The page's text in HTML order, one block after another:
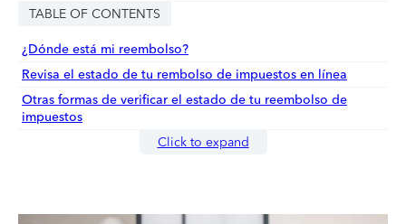
TABLE OF CONTENTS
¿Dónde está mi reembolso?
Revisa el estado de tu rembolso de impuestos en línea
Otras formas de verificar el estado de tu reembolso de
impuestos
Click to expand